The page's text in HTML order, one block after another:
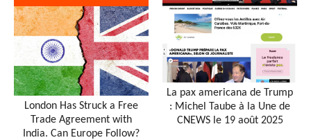
London Has Struck a Free
Trade Agreement with
India. Can Europe Follow?
La pax americana de Trump
: Michel Taube à la Une de
CNEWS le 19 août 2025